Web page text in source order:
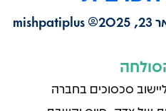
mishpatiplus
סכסוכים בחברה